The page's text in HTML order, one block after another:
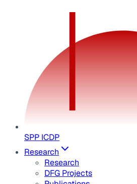
SPP ICDP
Research
Research
DFG Projects